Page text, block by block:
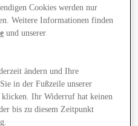
Cookies werden nur
Weitere Informationen finden
und unserer
ändern und Ihre
in der Fußzeile unserer
klicken. Ihr Widerruf hat keinen
bis zu diesem Zeitpunkt